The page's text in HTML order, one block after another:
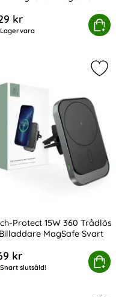
Instrumentbräda/
kr
Lagervara
Köp
25W Qi2.2
C / USB-A Svart
Protect 45W PD QC
Protect 15W 360 Trådlös
Billaddare MagSafe Svart
kr
Snart slutsåld!
Köp
15W 360 Trådlös